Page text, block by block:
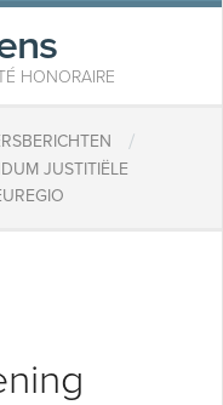
HONORAIRE
/
JUSTITIËLE